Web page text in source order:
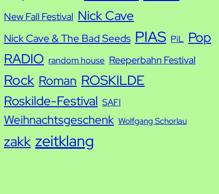
New Fall Festival Nick Cave
Nick Cave & The Bad Seeds PIAS PiL Pop
RADIO random house Reeperbahn Festival
Rock Roman ROSKILDE
Roskilde-Festival SAFI
Weihnachtsgeschenk Wolfgang Schorlau
zakk zeitklang